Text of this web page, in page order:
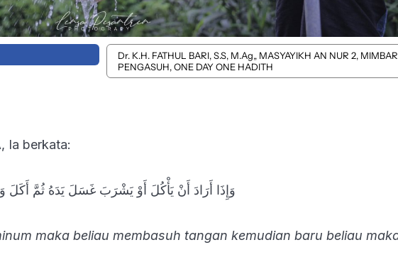
Dr. K.H. FATHUL BARI, S.S, M.Ag,, MASYAYIKH AN NUR 2, MIMBAR
PENGASUH, ONE DAY ONE HADITH
Ia berkata:
وَإِذَا أَرَادَ أَنْ يَأْكُلَ أَوْ يَشْرَبَ غَسَلَ يَدَهُ ثُمَّ
maka beliau membasuh tangan kemudian baru beliau